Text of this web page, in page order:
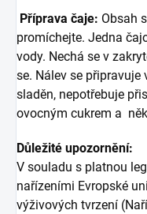
Příprava čaje: Obsah
promíchejte. Jedna
vody. Nechá se v
se. Nálev se připravuje
sladěn, nepotřebuje
ovocným cukrem a
Důležité upozornění:
V souladu s platnou
nařízeními Evropské
výživových tvrzení